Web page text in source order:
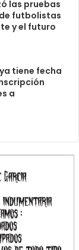
las pruebas
futbolistas
y el futuro
tiene fecha
a